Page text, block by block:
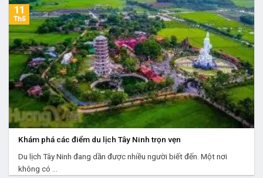
Khám phá các điểm du lịch Tây Ninh trọn vẹn
Du lịch Tây Ninh đang dần được nhiều người biết đến. Một nơi
không có ...
11
Th5